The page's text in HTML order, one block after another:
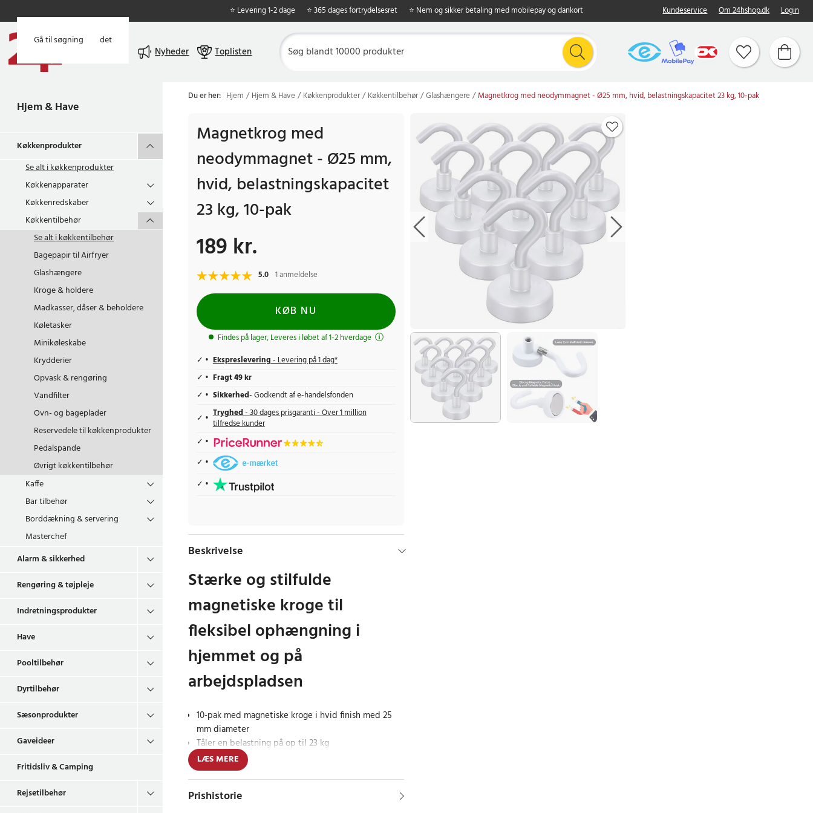
Gå til hovedindholdet
Gå til søgning
⭐ Levering 1-2 dage ⭐ 365 dages fortrydelsesret ⭐ Nem og sikker betaling med mobilepay og dankort Kundeservice Om 24hshop.dk Login
Nyheder Toplisten
Hjem & Have
Køkkenprodukter
Se alt ikøkkenprodukter
Køkkenapparater
Køkkenredskaber
Køkkentilbehør
Se alt ikøkkentilbehør
Bagepapir til Airfryer
Glashængere
Kroge & holdere
Madkasser, dåser & beholdere
Køletasker
Minikøleskabe
Krydderier
Opvask & rengøring
Vandfilter
Ovn- og bageplader
Reservedele til køkkenprodukter
Pedalspande
Øvrigt køkkentilbehør
Kaffe
Bar tilbehør
Borddækning & servering
Masterchef
Alarm & sikkerhed
Rengøring & tøjpleje
Indretningsprodukter
Have
Pooltilbehør
Dyrtilbehør
Sæsonprodukter
Gaveideer
Fritidsliv & Camping
Rejsetilbehør
Du er her: Hjem Hjem & Have Køkkenprodukter Køkkentilbehør Glashængere Magnetkrog med neodymmagnet - Ø25 mm, hvid, belastningskapacitet 23 kg, 10-pak
Magnetkrog med
neodymmagnet - Ø25 mm,
hvid, belastningskapacitet
23 kg, 10-pak
Pris:189 kr.
189 kr.
5.0 1 anmeldelse
KØB NU
Findes på lager, Leveres i løbet af 1-2 hverdage
Ekspreslevering- Levering på 1 dag*
Fragt 49 kr
Sikkerhed- Godkendt af e-handelsfonden
Tryghed- 30 dages prisgaranti - Over 1 million
tilfredse kunder
Beskrivelse
Stærke og stilfulde
magnetiske kroge til
fleksibel ophængning i
hjemmet og på
arbejdspladsen
10-pak med magnetiske kroge i hvid finish med 25
mm diameter
Tåler en belastning på op til 23 kg
Neodymium-magnet for stærkt greb og høj
holdbarhed
Disse hvide Ø25 mm magnetiske kroge kombinerer
LÆS MERE
Prishistorie